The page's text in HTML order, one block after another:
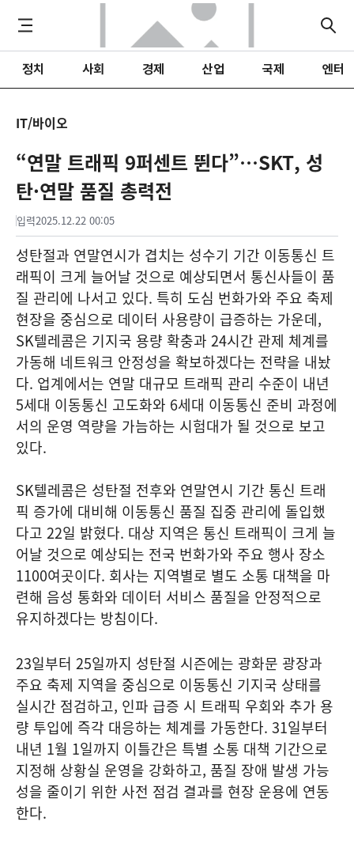
정치 사회 경제 산업 국제 엔터
IT/바이오
“연말 트래픽 9퍼센트 뛴다”…SKT, 성
탄·연말 품질 총력전
입력2025.12.22 00:05
성탄절과 연말연시가 겹치는 성수기 기간 이동통신 트
래픽이 크게 늘어날 것으로 예상되면서 통신사들이 품
질 관리에 나서고 있다. 특히 도심 번화가와 주요 축제
현장을 중심으로 데이터 사용량이 급증하는 가운데,
SK텔레콤은 기지국 용량 확충과 24시간 관제 체계를
가동해 네트워크 안정성을 확보하겠다는 전략을 내놨
다. 업계에서는 연말 대규모 트래픽 관리 수준이 내년
5세대 이동통신 고도화와 6세대 이동통신 준비 과정에
서의 운영 역량을 가늠하는 시험대가 될 것으로 보고
있다.
SK텔레콤은 성탄절 전후와 연말연시 기간 통신 트래
픽 증가에 대비해 이동통신 품질 집중 관리에 돌입했
다고 22일 밝혔다. 대상 지역은 통신 트래픽이 크게 늘
어날 것으로 예상되는 전국 번화가와 주요 행사 장소
1100여곳이다. 회사는 지역별로 별도 소통 대책을 마
련해 음성 통화와 데이터 서비스 품질을 안정적으로
유지하겠다는 방침이다.
23일부터 25일까지 성탄절 시즌에는 광화문 광장과
주요 축제 지역을 중심으로 이동통신 기지국 상태를
실시간 점검하고, 인파 급증 시 트래픽 우회와 추가 용
량 투입에 즉각 대응하는 체계를 가동한다. 31일부터
내년 1월 1일까지 이틀간은 특별 소통 대책 기간으로
지정해 상황실 운영을 강화하고, 품질 장애 발생 가능
성을 줄이기 위한 사전 점검 결과를 현장 운용에 연동
한다.